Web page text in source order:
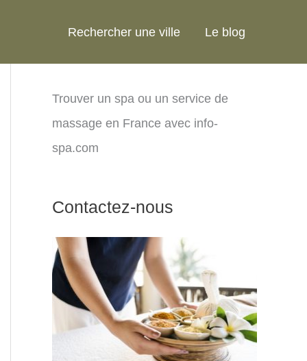
Rechercher une ville Le blog
Trouver un spa ou un service de
massage en France avec info-
spa.com
Contactez-nous